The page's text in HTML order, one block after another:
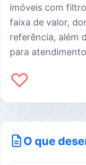
imóveis com
faixa de valor,
referência, além
para
♡
O que